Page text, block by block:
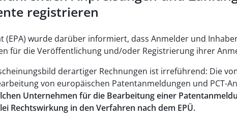
registrieren
(EPA) wurde darüber informiert, dass Anmelder und
für die Veröffentlichung und/oder Registrierung ihrer
derartiger Rechnungen ist irreführend: Die
von europäischen Patentanmeldungen und PCT-
Unternehmen für die Bearbeitung einer
Rechtswirkung in den Verfahren nach dem EPÜ.